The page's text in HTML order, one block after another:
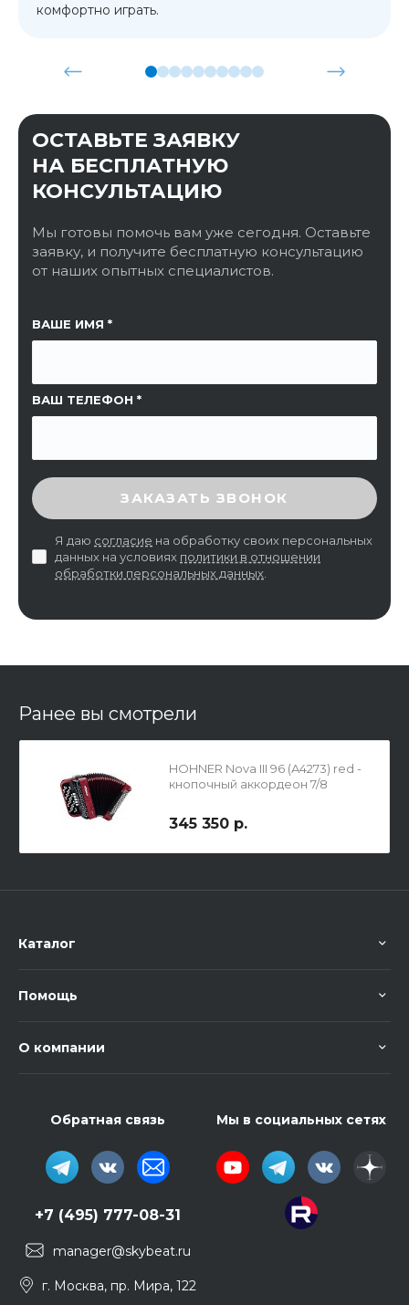
комфортно играть.
ОСТАВЬТЕ ЗАЯВКУ
НА БЕСПЛАТНУЮ
КОНСУЛЬТАЦИЮ
Мы готовы помочь вам уже сегодня. Оставьте
заявку, и получите бесплатную консультацию
от наших опытных специалистов.
ВАШЕ ИМЯ
ВАШ ТЕЛЕФОН
ССЫЛКА НА СТРАНИЦУ
ВВЕДИТЕ ПРОВЕРОЧНЫЙ КОД
ЗАКАЗАТЬ ЗВОНОК
Я даю согласие на обработку своих персональных
данных на условиях политики в отношении
обработки персональных данных
Ранее вы смотрели
HOHNER Nova III 96 (A4273) red -
кнопочный аккордеон 7/8
345 350 р.
Каталог
Помощь
О компании
Обратная связь
+7 (495) 777-08-31
manager@skybeat.ru
г. Москва, пр. Мира, 122
Мы в социальных сетях